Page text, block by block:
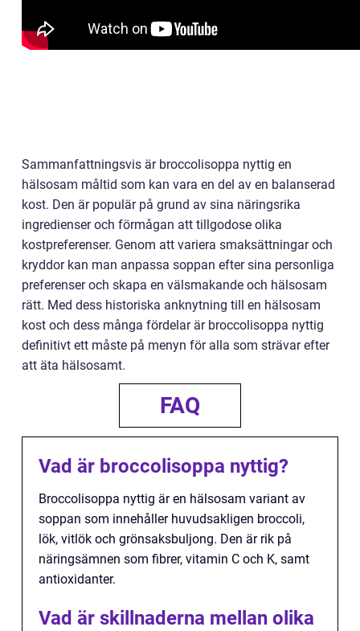
Sammanfattningsvis är broccolisoppa nyttig en
hälsosam måltid som kan vara en del av en balanserad
kost. Den är populär på grund av sina näringsrika
ingredienser och förmågan att tillgodose olika
kostpreferenser. Genom att variera smaksättningar och
kryddor kan man anpassa soppan efter sina personliga
preferenser och skapa en välsmakande och hälsosam
rätt. Med dess historiska anknytning till en hälsosam
kost och dess många fördelar är broccolisoppa nyttig
definitivt ett måste på menyn för alla som strävar efter
att äta hälsosamt.
FAQ
Vad är broccolisoppa nyttig?
Broccolisoppa nyttig är en hälsosam variant av
soppan som innehåller huvudsakligen broccoli,
lök, vitlök och grönsaksbuljong. Den är rik på
näringsämnen som fibrer, vitamin C och K, samt
antioxidanter.
Vad är skillnaderna mellan olika